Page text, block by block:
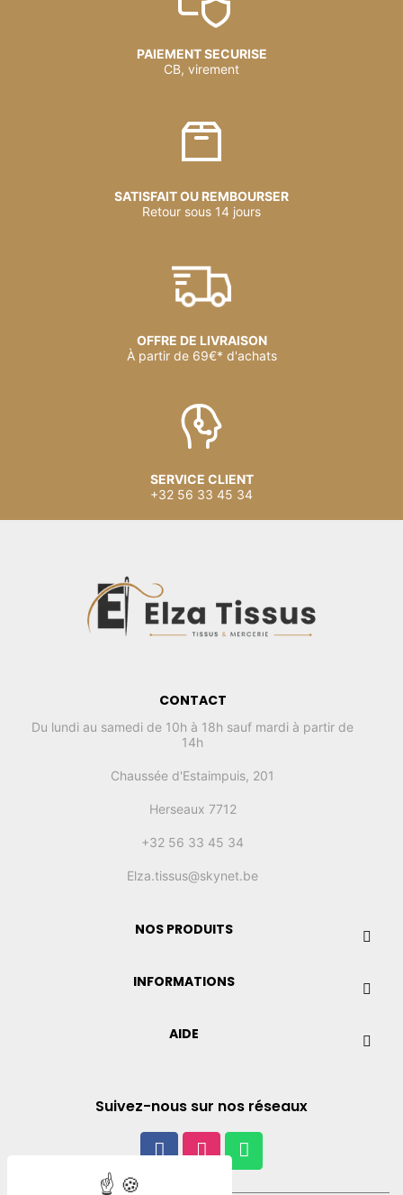
PAIEMENT SECURISE
CB, virement
SATISFAIT OU REMBOURSER
Retour sous 14 jours
OFFRE DE LIVRAISON
À partir de 69€* d'achats
SERVICE CLIENT
+32 56 33 45 34
CONTACT
Du lundi au samedi de 10h à 18h sauf mardi à partir de
14h
Chaussée d'Estaimpuis, 201
Herseaux 7712
+32 56 33 45 34
Elza.tissus@skynet.be
NOS PRODUITS
INFORMATIONS
AIDE
Suivez-nous sur nos réseaux